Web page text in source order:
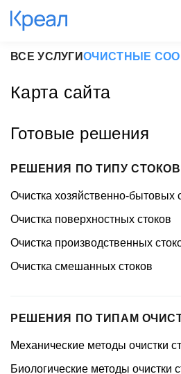
ВСЕ УСЛУГИОЧИСТНЫЕ
Карта сайта
Готовые решения
РЕШЕНИЯ ПО ТИПУ СТОКОВ
Очистка хозяйственно-бытовых
Очистка поверхностных стоков
Очистка производственных
Очистка смешанных стоков
РЕШЕНИЯ ПО ТИПАМ
Механические методы очистки
Биологические методы очистки